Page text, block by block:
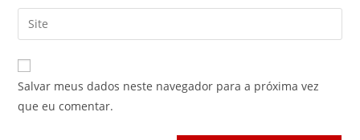
de
usuário
para
comentar
endereço
de
mail
para
comentar
Digite
o
URL
do
site
Salvar meus dados neste navegador para a próxima vez
que eu comentar.